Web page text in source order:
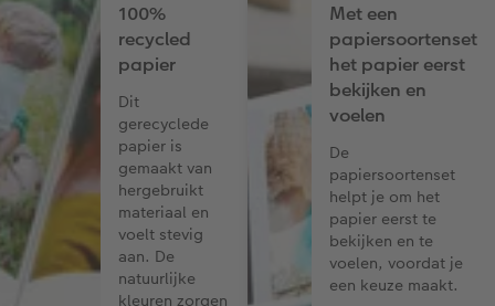
100%
recycled
papier
Dit
gerecyclede
papier is
gemaakt van
hergebruikt
materiaal en
voelt stevig
aan. De
natuurlijke
kleuren zorgen
Met een
papiersoortenset
het papier eerst
bekijken en
voelen
De
papiersoortenset
helpt je om het
papier eerst te
bekijken en te
voelen, voordat je
een keuze maakt.